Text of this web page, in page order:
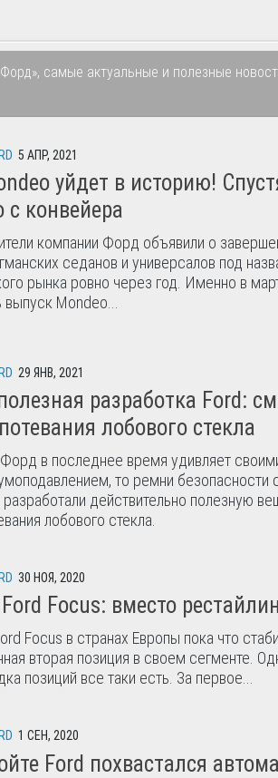
самые актуальные и полезные
5 АПР, 2021
уйдет в историю!
c конвейера
компании Форд объявили о
седанов и универсалов под
рынка ровно через год. Именно в
Mondeo...
29 ЯНВ, 2021
разработка Ford:
лобового стекла
в последнее время удивляет
то ремни безопасности
действительно полезную
лобового стекла.
30 НОЯ, 2020
Focus: вместо
Focus в странах Европы пока что
вторая позиция в своем сегменте.
позиций все таки есть. За первое...
1 СЕН, 2020
Ford похвастался